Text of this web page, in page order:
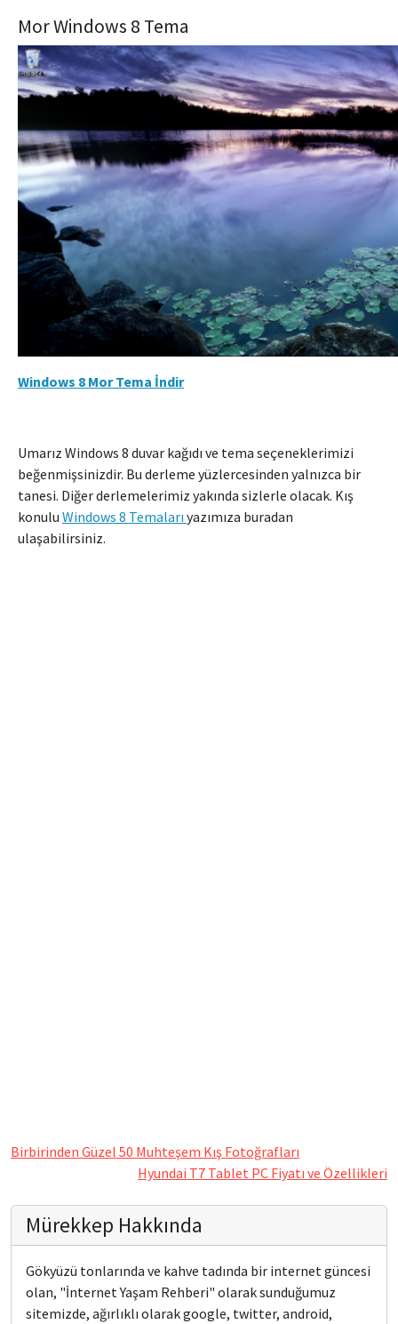
Mor Windows 8 Tema
Windows 8 Mor Tema İndir
Umarız Windows 8 duvar kağıdı ve tema seçeneklerimizi
beğenmişsinizdir. Bu derleme yüzlercesinden yalnızca bir
tanesi. Diğer derlemelerimiz yakında sizlerle olacak. Kış
konulu Windows 8 Temaları yazımıza buradan
ulaşabilirsiniz.
Birbirinden Güzel 50 Muhteşem Kış Fotoğrafları
Hyundai T7 Tablet PC Fiyatı ve Özellikleri
Mürekkep Hakkında
Gökyüzü tonlarında ve kahve tadında bir internet güncesi
olan, "İnternet Yaşam Rehberi" olarak sunduğumuz
sitemizde, ağırlıklı olarak google, twitter, android,